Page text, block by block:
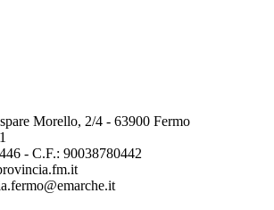
Morello, 2/4 - 63900 Fermo
- C.F.: 90038780442